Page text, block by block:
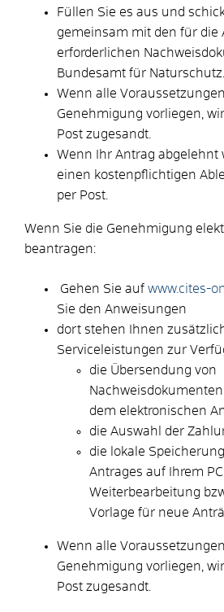
Füllen Sie es aus und
gemeinsam mit den für die
erforderlichen
Bundesamt für Naturschutz.
Wenn alle
Genehmigung vorliegen,
Post zugesandt.
Wenn Ihr Antrag abgelehnt
einen kostenpflichtigen
per Post.
Wenn Sie die Genehmigung
beantragen:
Gehen Sie auf www.cites-
Sie den Anweisungen
dort stehen Ihnen
Serviceleistungen zur
die Übersendung von
dem elektronischen
die Auswahl der
die lokale
Antrages auf Ihrem
Weiterbearbeitung
Vorlage für neue
Wenn alle
Genehmigung vorliegen,
Post zugesandt.